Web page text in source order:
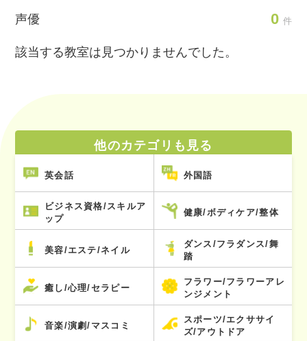
声優 0 件
該当する教室は見つかりませんでした。
他のカテゴリも見る
英会話 外国語
ビジネス資格/スキルア
ップ
健康/ボディケア/整体
美容/エステ/ネイル
ダンス/フラダンス/舞
踏
癒し/心理/セラピー
フラワー/フラワーアレ
ンジメント
音楽/演劇/マスコミ
スポーツ/エクササイ
ズ/アウトドア